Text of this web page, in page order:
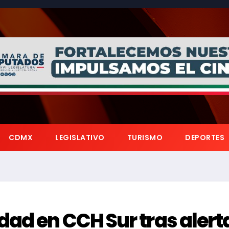
CDMX LEGISLATIVO TURISMO DEPORTES
en CCH Sur tras